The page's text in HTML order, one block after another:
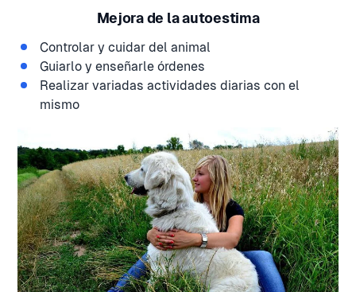
Mejora de la autoestima
Controlar y cuidar del animal
Guiarlo y enseñarle órdenes
Realizar variadas actividades diarias con el
mismo